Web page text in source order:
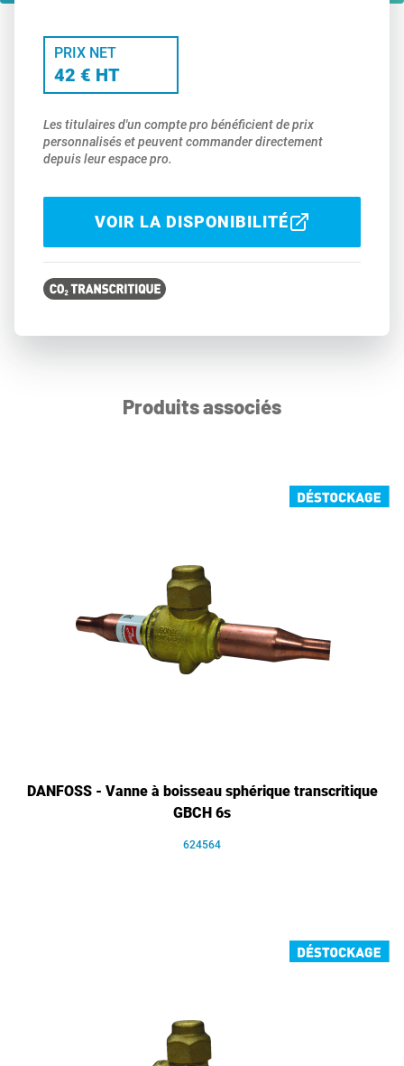
PRIX NET
42 € HT
Les titulaires d'un compte pro bénéficient de prix
personnalisés et peuvent commander directement
depuis leur espace pro.
VOIR LA DISPONIBILITÉ
Produits associés
DANFOSS - Vanne à boisseau sphérique transcritique
GBCH 6s
624564